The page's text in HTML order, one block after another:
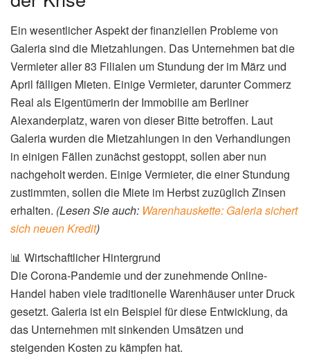
Ein wesentlicher Aspekt der finanziellen Probleme von
Galeria sind die Mietzahlungen. Das Unternehmen bat die
Vermieter aller 83 Filialen um Stundung der im März und
April fälligen Mieten. Einige Vermieter, darunter Commerz
Real als Eigentümerin der Immobilie am Berliner
Alexanderplatz, waren von dieser Bitte betroffen. Laut
Galeria wurden die Mietzahlungen in den Verhandlungen
in einigen Fällen zunächst gestoppt, sollen aber nun
nachgeholt werden. Einige Vermieter, die einer Stundung
zustimmten, sollen die Miete im Herbst zuzüglich Zinsen
erhalten. (Lesen Sie auch: Warenhauskette: Galeria sichert
sich neuen Kredit)
📊 Wirtschaftlicher Hintergrund
Die Corona-Pandemie und der zunehmende Online-
Handel haben viele traditionelle Warenhäuser unter Druck
gesetzt. Galeria ist ein Beispiel für diese Entwicklung, da
das Unternehmen mit sinkenden Umsätzen und
steigenden Kosten zu kämpfen hat.